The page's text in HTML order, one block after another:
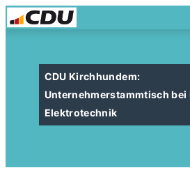
CDU Kirchhundem:
Unternehmerstammtisch bei
Elektrotechnik